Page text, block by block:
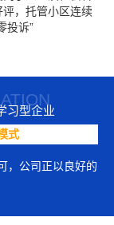
评，托管小区连续
投诉”
习型企业
式
，公司正以良好的